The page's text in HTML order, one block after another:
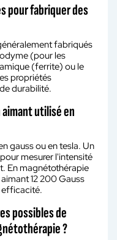
pour fabriquer des
fabriqués
(pour les
(ferrite) ou le
propriétés
durabilité.
utilisé en
gauss ou en tesla. Un
mesurer l'intensité
En magnétothérapie
12 200 Gauss
efficacité.
possibles de
?